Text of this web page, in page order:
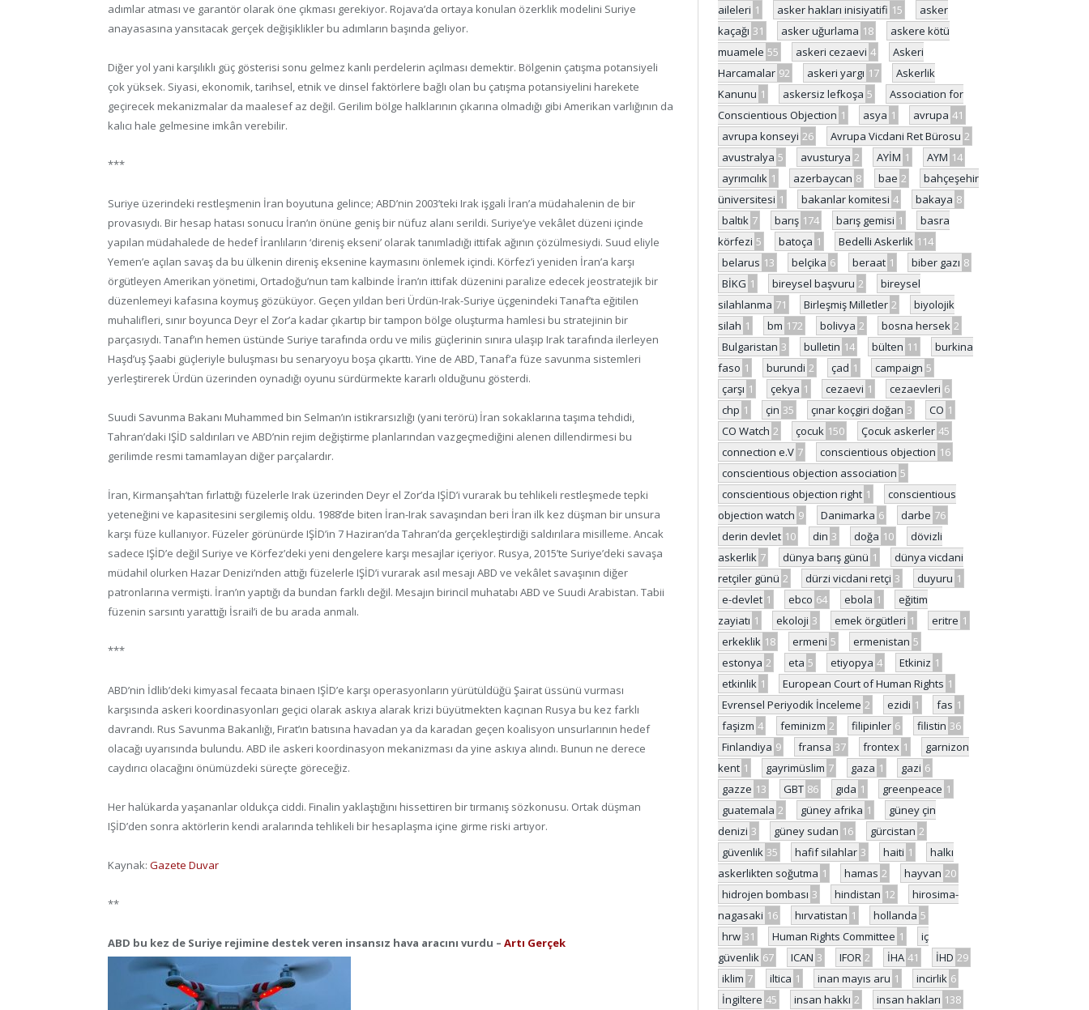
adımlar atması ve garantör olarak öne çıkması gerekiyor. Rojava’da ortaya konulan özerklik modelini Suriye
anayasasına yansıtacak gerçek değişiklikler bu adımların başında geliyor.
Diğer yol yani karşılıklı güç gösterisi sonu gelmez kanlı perdelerin açılması demektir. Bölgenin çatışma potansiyeli
çok yüksek. Siyasi, ekonomik, tarihsel, etnik ve dinsel faktörlere bağlı olan bu çatışma potansiyelini harekete
geçirecek mekanizmalar da maalesef az değil. Gerilim bölge halklarının çıkarına olmadığı gibi Amerikan varlığının da
kalıcı hale gelmesine imkân verebilir.
***
Suriye üzerindeki restleşmenin İran boyutuna gelince; ABD’nin 2003’teki Irak işgali İran’a müdahalenin de bir
provasıydı. Bir hesap hatası sonucu İran’ın önüne geniş bir nüfuz alanı serildi. Suriye’ye vekâlet düzeni içinde
yapılan müdahalede de hedef İranlıların ‘direniş ekseni’ olarak tanımladığı ittifak ağının çözülmesiydi. Suud eliyle
Yemen’e açılan savaş da bu ülkenin direniş eksenine kaymasını önlemek içindi. Körfez’i yeniden İran’a karşı
örgütleyen Amerikan yönetimi, Ortadoğu’nun tam kalbinde İran’ın ittifak düzenini paralize edecek jeostratejik bir
düzenlemeyi kafasına koymuş gözüküyor. Geçen yıldan beri Ürdün-Irak-Suriye üçgenindeki Tanaf’ta eğitilen
muhalifleri, sınır boyunca Deyr el Zor’a kadar çıkartıp bir tampon bölge oluşturma hamlesi bu stratejinin bir
parçasıydı. Tanaf’ın hemen üstünde Suriye tarafında ordu ve milis güçlerinin sınıra ulaşıp Irak tarafında ilerleyen
Haşd’uş Şaabi güçleriyle buluşması bu senaryoyu boşa çıkarttı. Yine de ABD, Tanaf’a füze savunma sistemleri
yerleştirerek Ürdün üzerinden oynadığı oyunu sürdürmekte kararlı olduğunu gösterdi.
Suudi Savunma Bakanı Muhammed bin Selman’ın istikrarsızlığı (yani terörü) İran sokaklarına taşıma tehdidi,
Tahran’daki IŞİD saldırıları ve ABD’nin rejim değiştirme planlarından vazgeçmediğini alenen dillendirmesi bu
gerilimde resmi tamamlayan diğer parçalardır.
İran, Kirmanşah’tan fırlattığı füzelerle Irak üzerinden Deyr el Zor’da IŞİD’i vurarak bu tehlikeli restleşmede tepki
yeteneğini ve kapasitesini sergilemiş oldu. 1988’de biten İran-Irak savaşından beri İran ilk kez düşman bir unsura
karşı füze kullanıyor. Füzeler görünürde IŞİD’in 7 Haziran’da Tahran’da gerçekleştirdiği saldırılara misilleme. Ancak
sadece IŞİD’e değil Suriye ve Körfez’deki yeni dengelere karşı mesajlar içeriyor. Rusya, 2015’te Suriye’deki savaşa
müdahil olurken Hazar Denizi’nden attığı füzelerle IŞİD’i vurarak asıl mesajı ABD ve vekâlet savaşının diğer
patronlarına vermişti. İran’ın yaptığı da bundan farklı değil. Mesajın birincil muhatabı ABD ve Suudi Arabistan. Tabii
füzenin sarsıntı yarattığı İsrail’i de bu arada anmalı.
***
ABD’nin İdlib’deki kimyasal fecaata binaen IŞİD’e karşı operasyonların yürütüldüğü Şairat üssünü vurması
karşısında askeri koordinasyonları geçici olarak askıya alarak krizi büyütmekten kaçınan Rusya bu kez farklı
davrandı. Rus Savunma Bakanlığı, Fırat’ın batısına havadan ya da karadan geçen koalisyon unsurlarının hedef
olacağı uyarısında bulundu. ABD ile askeri koordinasyon mekanizması da yine askıya alındı. Bunun ne derece
caydırıcı olacağını önümüzdeki süreçte göreceğiz.
Her halükarda yaşananlar oldukça ciddi. Finalin yaklaştığını hissettiren bir tırmanış sözkonusu. Ortak düşman
IŞİD’den sonra aktörlerin kendi aralarında tehlikeli bir hesaplaşma içine girme riski artıyor.
Kaynak: Gazete Duvar
**
ABD bu kez de Suriye rejimine destek veren insansız hava aracını vurdu – Artı Gerçek
aileleri 1 asker hakları inisiyatifi 15
asker
kaçağı 31 asker uğurlama 18
askere kötü
muamele 55 askeri cezaevi 4
Askeri
Harcamalar 92 askeri yargı 17
Askerlik
Kanunu 1 askersiz lefkoşa 5
Association for
Conscientious Objection 1 asya 1 avrupa 41
avrupa konseyi 26 Avrupa Vicdani Ret Bürosu 2
avustralya 5 avusturya 2 AYİM 1 AYM 14
ayrımcılık 1 azerbaycan 8 bae 2
bahçeşehir
üniversitesi 1 bakanlar komitesi 4 bakaya 8
baltık 7 barış 174 barış gemisi 1
basra
körfezi 5 batoça 1 Bedelli Askerlik 114
belarus 13 belçika 6 beraat 1 biber gazı 8
BİKG 1 bireysel başvuru 2
bireysel
silahlanma 71 Birleşmiş Milletler 2
biyolojik
silah 1 bm 172 bolivya 2 bosna hersek 2
Bulgaristan 3 bulletin 14 bülten 11
burkina
faso 1 burundi 2 çad 1 campaign 5
çarşı 1 çekya 1 cezaevi 1 cezaevleri 6
chp 1 çin 35 çınar koçgiri doğan 3 CO 1
CO Watch 2 çocuk 150 Çocuk askerler 45
connection e.V 7 conscientious objection 16
conscientious objection association 5
conscientious objection right 1
conscientious
objection watch 9 Danimarka 6 darbe 76
derin devlet 10 din 3 doğa 10
dövizli
askerlik 7 dünya barış günü 1
dünya vicdani
retçiler günü 2 dürzi vicdani retçi 3 duyuru 1
e-devlet 1 ebco 64 ebola 1
eğitim
zayiatı 1 ekoloji 3 emek örgütleri 1 eritre 1
erkeklik 18 ermeni 5 ermenistan 5
estonya 2 eta 5 etiyopya 4 Etkiniz 1
etkinlik 1 European Court of Human Rights 1
Evrensel Periyodik İnceleme 2 ezidi 1 fas 1
faşizm 4 feminizm 2 filipinler 6 filistin 36
Finlandiya 9 fransa 37 frontex 1
garnizon
kent 1 gayrimüslim 7 gaza 1 gazi 6
gazze 13 GBT 86 gıda 1 greenpeace 1
guatemala 2 güney afrika 1
güney çin
denizi 3 güney sudan 16 gürcistan 2
güvenlik 35 hafif silahlar 3 haiti 1
halkı
askerlikten soğutma 1 hamas 2 hayvan 20
hidrojen bombası 3 hindistan 12
hirosima-
nagasaki 16 hırvatistan 1 hollanda 5
hrw 31 Human Rights Committee 1
iç
güvenlik 67 ICAN 3 IFOR 2 İHA 41 İHD 29
iklim 7 iltica 1 inan mayıs aru 1 incirlik 6
İngiltere 45 insan hakkı 2 insan hakları 138